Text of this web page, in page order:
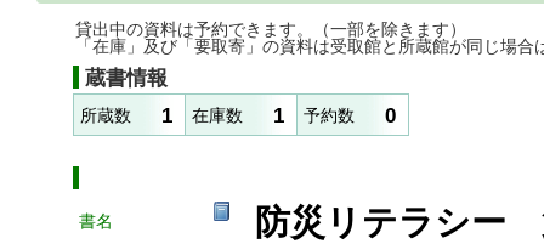
貸出中の資料は予約できます。（一部を除きます）
「在庫」及び「要取寄」の資料は受取館と所蔵館が同じ場合
蔵書情報
所蔵数 1 在庫数 1 予約数 0
書名 防災リテラシー